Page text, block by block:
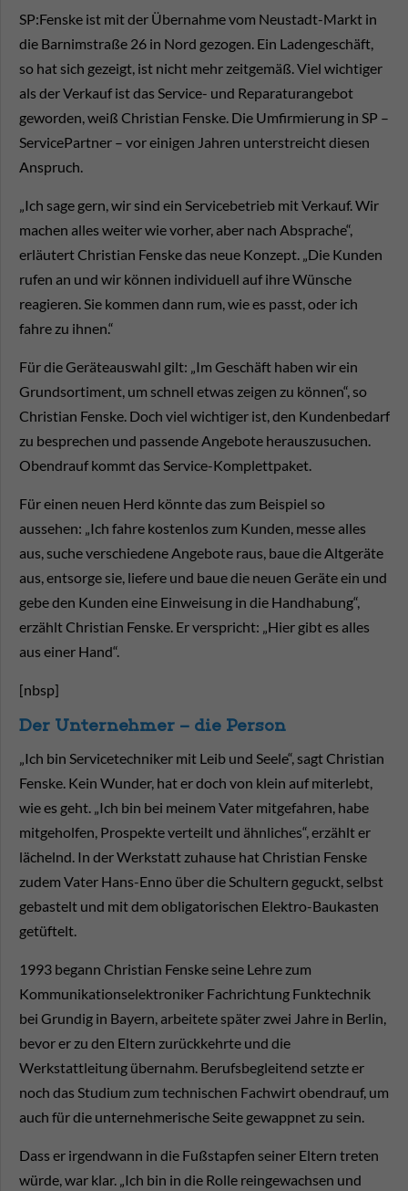
SP:Fenske ist mit der Übernahme vom Neustadt-Markt in
die Barnimstraße 26 in Nord gezogen. Ein Ladengeschäft,
so hat sich gezeigt, ist nicht mehr zeitgemäß. Viel wichtiger
als der Verkauf ist das Service- und Reparaturangebot
geworden, weiß Christian Fenske. Die Umfirmierung in SP –
ServicePartner – vor einigen Jahren unterstreicht diesen
Anspruch.
„Ich sage gern, wir sind ein Servicebetrieb mit Verkauf. Wir
machen alles weiter wie vorher, aber nach Absprache“,
erläutert Christian Fenske das neue Konzept. „Die Kunden
rufen an und wir können individuell auf ihre Wünsche
reagieren. Sie kommen dann rum, wie es passt, oder ich
fahre zu ihnen.“
Für die Geräteauswahl gilt: „Im Geschäft haben wir ein
Grundsortiment, um schnell etwas zeigen zu können“, so
Christian Fenske. Doch viel wichtiger ist, den Kundenbedarf
zu besprechen und passende Angebote herauszusuchen.
Obendrauf kommt das Service-Komplettpaket.
Für einen neuen Herd könnte das zum Beispiel so
aussehen: „Ich fahre kostenlos zum Kunden, messe alles
aus, suche verschiedene Angebote raus, baue die Altgeräte
aus, entsorge sie, liefere und baue die neuen Geräte ein und
gebe den Kunden eine Einweisung in die Handhabung“,
erzählt Christian Fenske. Er verspricht: „Hier gibt es alles
aus einer Hand“.
[nbsp]
Der Unternehmer – die Person
„Ich bin Servicetechniker mit Leib und Seele“, sagt Christian
Fenske. Kein Wunder, hat er doch von klein auf miterlebt,
wie es geht. „Ich bin bei meinem Vater mitgefahren, habe
mitgeholfen, Prospekte verteilt und ähnliches“, erzählt er
lächelnd. In der Werkstatt zuhause hat Christian Fenske
zudem Vater Hans-Enno über die Schultern geguckt, selbst
gebastelt und mit dem obligatorischen Elektro-Baukasten
getüftelt.
1993 begann Christian Fenske seine Lehre zum
Kommunikationselektroniker Fachrichtung Funktechnik
bei Grundig in Bayern, arbeitete später zwei Jahre in Berlin,
bevor er zu den Eltern zurückkehrte und die
Werkstattleitung übernahm. Berufsbegleitend setzte er
noch das Studium zum technischen Fachwirt obendrauf, um
auch für die unternehmerische Seite gewappnet zu sein.
Dass er irgendwann in die Fußstapfen seiner Eltern treten
würde, war klar. „Ich bin in die Rolle reingewachsen und